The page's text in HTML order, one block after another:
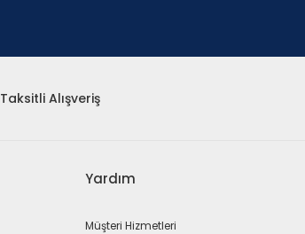
Taksitli Alışveriş
Yardım
Müşteri Hizmetleri